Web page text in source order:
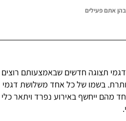
אתם פעילים
תצוגה חדשים שבאמצעותם רוצים
בשמו של כל אחד משלושת דגמי
מהם ייחשף באירוע נפרד ויתאר כלי